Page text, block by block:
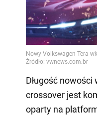
Długość nowości
crossover jest
oparty na